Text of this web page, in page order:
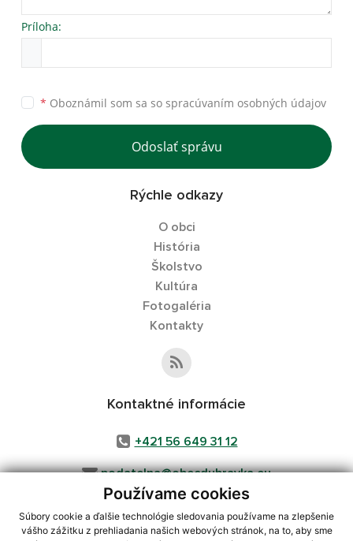
Používame cookies
Súbory cookie a ďalšie technológie sledovania používame na zlepšenie
vášho zážitku z prehliadania našich webových stránok, na to, aby sme
Príloha:
* Oboznámil som sa so spracúvaním osobných údajov
Odoslať správu
Rýchle odkazy
O obci
História
Školstvo
Kultúra
Fotogaléria
Kontakty
Kontaktné informácie
+421 56 649 31 12
podatelna@obecdubravka.eu